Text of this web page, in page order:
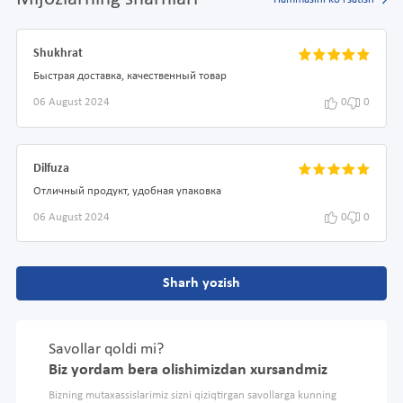
Shukhrat
Быстрая доставка, качественный товар
06 August 2024 0 0
Dilfuza
Отличный продукт, удобная упаковка
06 August 2024 0 0
Sharh yozish
Savollar qoldi mi?
Biz yordam bera olishimizdan xursandmiz
Bizning mutaxassislarimiz sizni qiziqtirgan savollarga kunning